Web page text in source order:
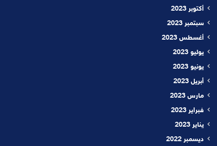
أكتوبر 2023
سبتمبر 2023
أغسطس 2023
يوليو 2023
يونيو 2023
أبريل 2023
مارس 2023
فبراير 2023
يناير 2023
ديسمبر 2022